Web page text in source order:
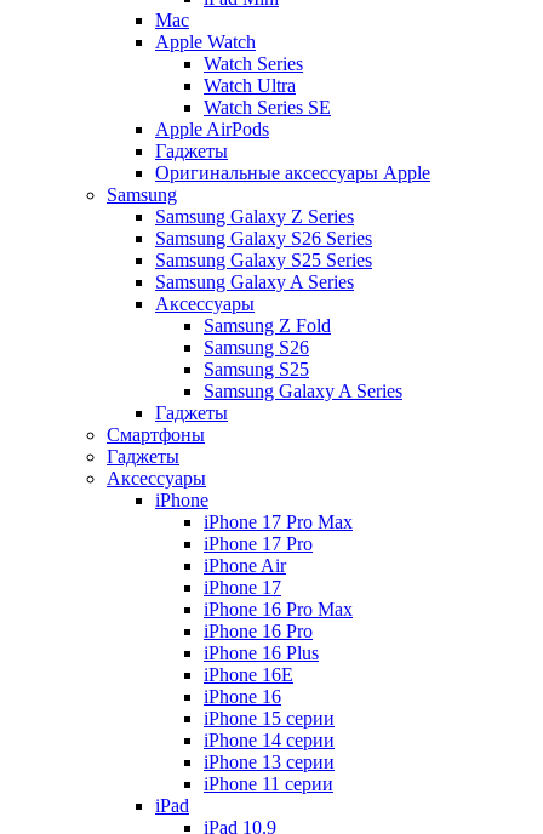
Mac
Apple Watch
Watch Series
Watch Ultra
Watch Series SE
Apple AirPods
Гаджеты
Оригинальные аксессуары Apple
Samsung
Samsung Galaxy Z Series
Samsung Galaxy S26 Series
Samsung Galaxy S25 Series
Samsung Galaxy A Series
Аксессуары
Samsung Z Fold
Samsung S26
Samsung S25
Samsung Galaxy A Series
Гаджеты
Смартфоны
Гаджеты
Аксессуары
iPhone
iPhone 17 Pro Max
iPhone 17 Pro
iPhone Air
iPhone 17
iPhone 16 Pro Max
iPhone 16 Pro
iPhone 16 Plus
iPhone 16E
iPhone 16
iPhone 15 серии
iPhone 14 серии
iPhone 13 серии
iPhone 11 серии
iPad
iPad 10.9